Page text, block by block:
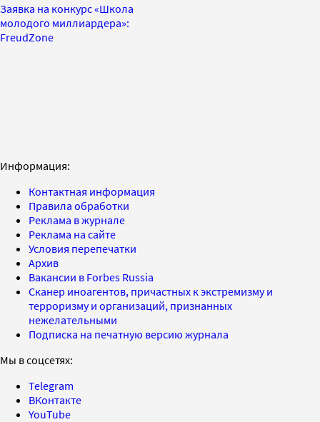
Заявка на конкурс «Школа
молодого миллиардера»:
FreudZone
Информация:
Контактная информация
Правила обработки
Реклама в журнале
Реклама на сайте
Условия перепечатки
Архив
Вакансии в Forbes Russia
Сканер иноагентов, причастных к экстремизму и
терроризму и организаций, признанных
нежелательными
Подписка на печатную версию журнала
Мы в соцсетях:
Telegram
ВКонтакте
YouTube